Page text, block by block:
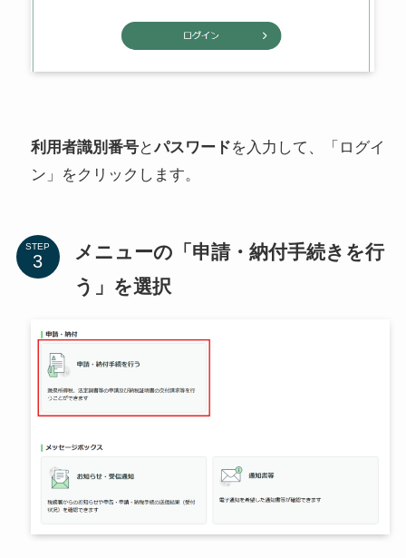
利用者識別番号とパスワードを入力して、「ログイ
ン」をクリックします。
STEP
メニューの「申請・納付手続きを行
う」を選択